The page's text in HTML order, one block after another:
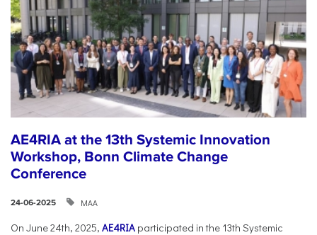
AE4RIA at the 13th Systemic Innovation
Workshop, Bonn Climate Change
Conference
24-06-2025 ΜΑΑ
On June 24th, 2025, AE4RIA participated in the 13th Systemic